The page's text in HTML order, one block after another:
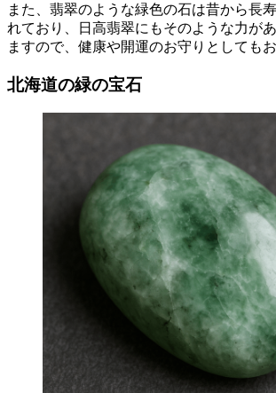
また、翡翠のような緑色の石は昔から長
れており、日高翡翠にもそのような力が
ますので、健康や開運のお守りとしてもお
北海道の緑の宝石